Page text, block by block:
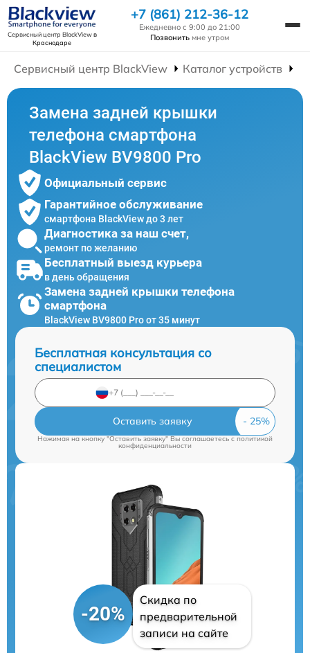
Сервисный центр BlackViewв
Краснодаре
+7 (861) 212-36-12
Ежедневно с 9:00 до 21:00
Позвонить мне утром
Сервисный центр BlackView Каталог устройств
Замена задней крышки
телефона смартфона
BlackView BV9800 Pro
Официальный сервис
Гарантийное обслуживание
смартфона BlackView до 3 лет
Диагностика за наш счет,
ремонт по желанию
Бесплатный выезд курьера
в день обращения
Замена задней крышки телефона
смартфона
BlackView BV9800 Pro от 35 минут
Бесплатная консультация со
специалистом
Оставить заявку
Нажимая на кнопку "Оставить заявку" Вы соглашаетесь cполитикой
конфиденциальности
-20%
Скидка по
предварительной
записи на сайте